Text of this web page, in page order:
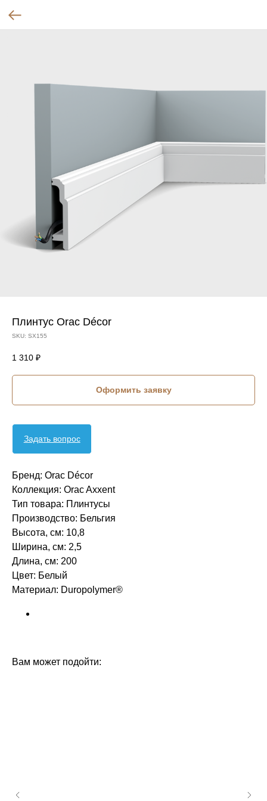
Плинтус Orac Décor
SKU: SX155
1 310 ₽
Оформить заявку
Задать вопрос
Бренд: Orac Décor
Коллекция: Orac Axxent
Тип товара: Плинтусы
Производство: Бельгия
Высота, см: 10,8
Ширина, см: 2,5
Длина, см: 200
Цвет: Белый
Материал: Duropolymer®
Вам может подойти: